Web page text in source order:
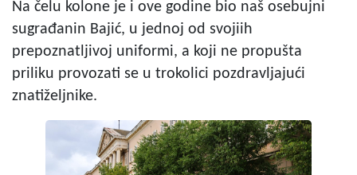
Na čelu kolone je i ove godine bio naš osebujni
sugrađanin Bajić, u jednoj od svojiih
prepoznatljivoj uniformi, a koji ne propušta
priliku provozati se u trokolici pozdravljajući
znatiželjnike.